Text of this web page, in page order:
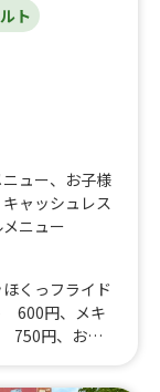
ト
ュー、 お子様
キャッシュレス
ニュー
くっフライド
600円、メキ
750円、おす